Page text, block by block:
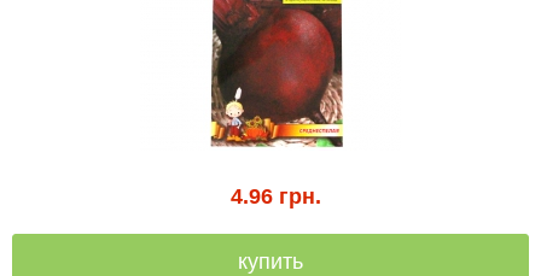
4.96 грн.
купить